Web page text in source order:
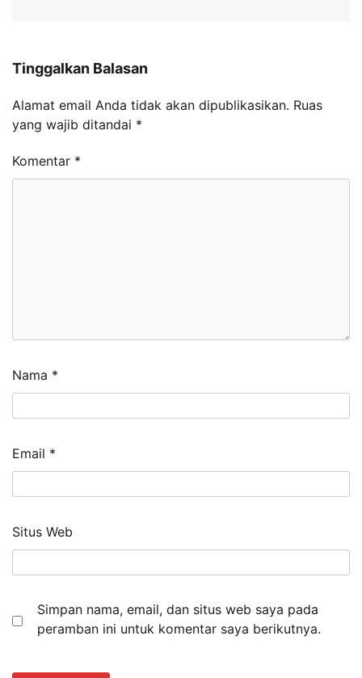
Tinggalkan Balasan
Alamat email Anda tidak akan dipublikasikan. Ruas
yang wajib ditandai *
Komentar *
Nama *
Email *
Situs Web
Simpan nama, email, dan situs web saya pada
peramban ini untuk komentar saya berikutnya.